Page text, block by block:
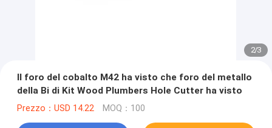
2/3
Il foro del cobalto M42 ha visto che foro del metallo
della Bi di Kit Wood Plumbers Hole Cutter ha visto
Prezzo：USD 14.22 MOQ：100